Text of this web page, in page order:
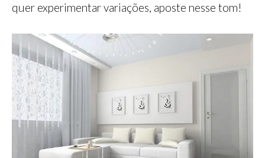
quer experimentar variações, aposte nesse tom!